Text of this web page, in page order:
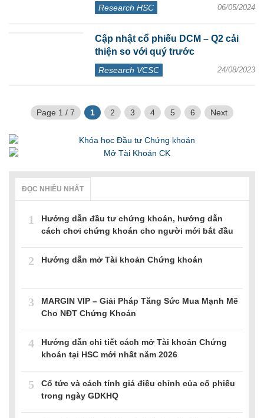
Research HSC 06/05/2024
Cập nhật cổ phiếu DCM – Q2 cải
thiện so với quý trước
Research VCSC 24/08/2023
Page 1 / 7 1 2 3 4 5 6 Next
ĐỌC NHIỀU NHẤT
1
Hướng dẫn đầu tư chứng khoán, hướng dẫn
cách chơi chứng khoán cho người mới bắt đầu
2 Hướng dẫn mở Tài khoản Chứng khoán
3
MARGIN VIP – Giải Pháp Tăng Sức Mua Mạnh Mẽ
Cho NĐT Chứng Khoán
4
Hướng dẫn chi tiết cách mở Tài khoản Chứng
khoán tại HSC mới nhất năm 2026
5
Cổ tức và cách tính giá điều chỉnh của cổ phiếu
trong ngày GDKHQ